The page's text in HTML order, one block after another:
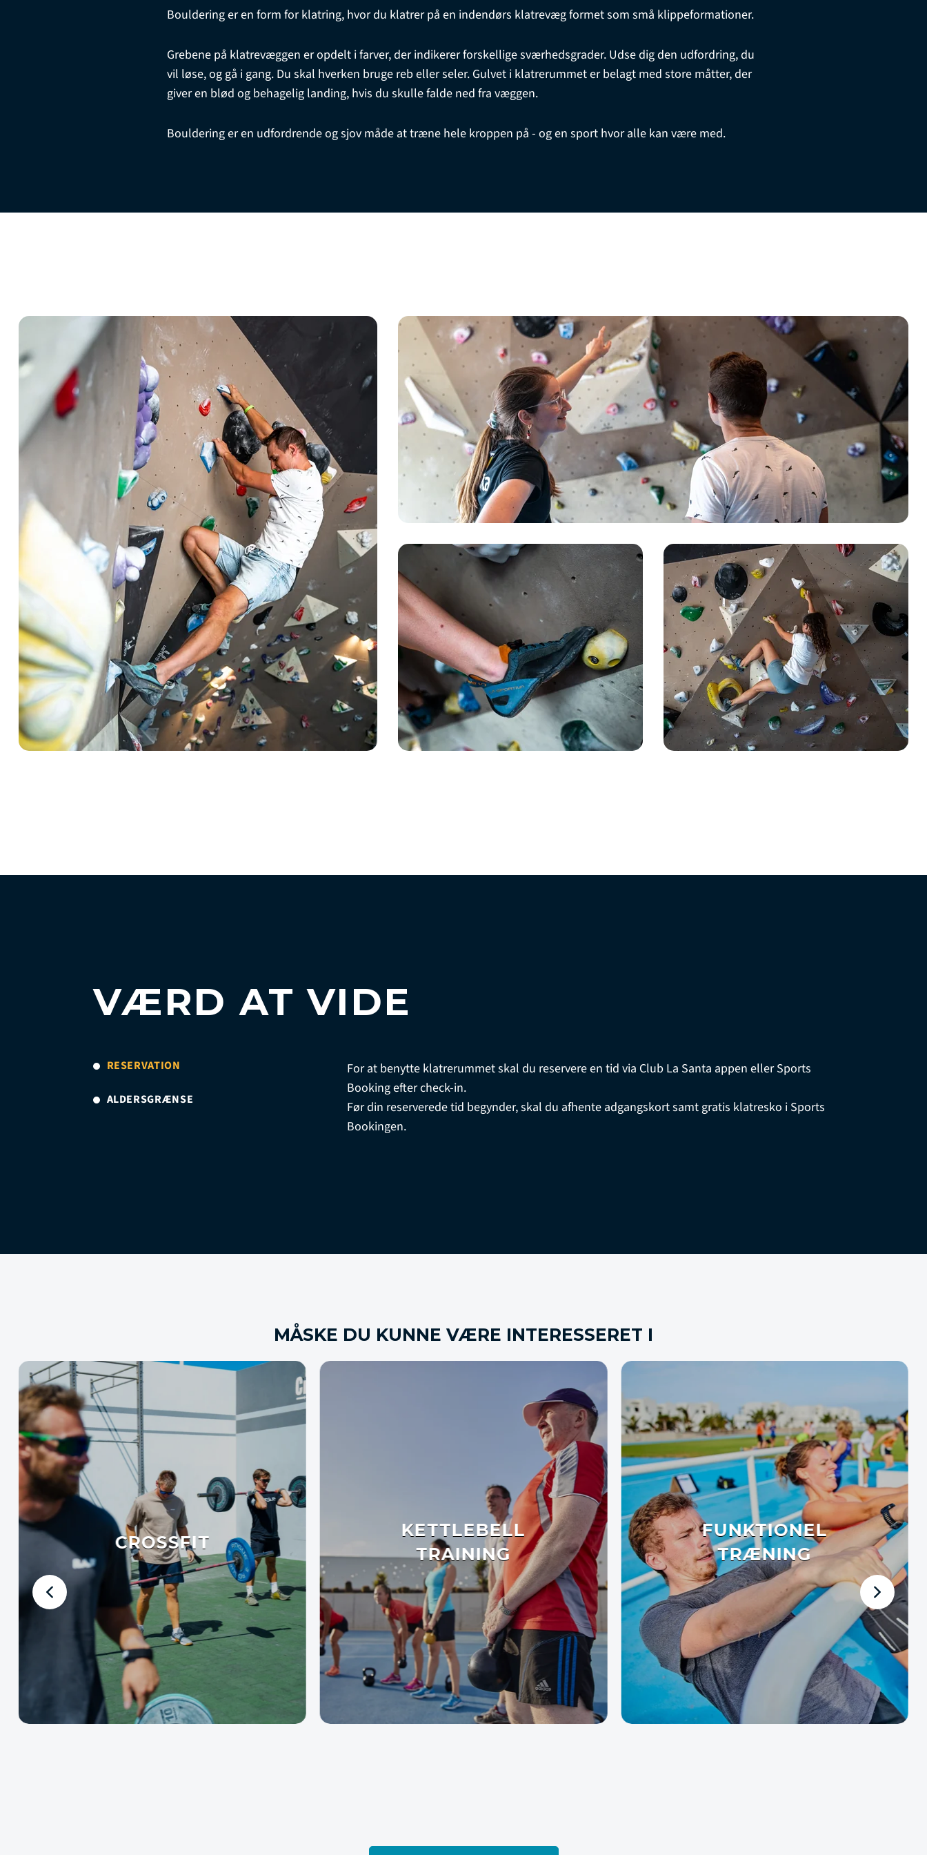
Bouldering er en form for klatring, hvor du klatrer på en indendørs klatrevæg formet som små klippeformationer.
Grebene på klatrevæggen er opdelt i farver, der indikerer forskellige sværhedsgrader. Udse dig den udfordring, du
vil løse, og gå i gang. Du skal hverken bruge reb eller seler. Gulvet i klatrerummet er belagt med store måtter, der
giver en blød og behagelig landing, hvis du skulle falde ned fra væggen.
Bouldering er en udfordrende og sjov måde at træne hele kroppen på - og en sport hvor alle kan være med.
VÆRD AT VIDE
RESERVATION
ALDERSGRÆNSE
For at benytte klatrerummet skal du reservere en tid via Club La Santa appen eller Sports
Booking efter check-in.
Før din reserverede tid begynder, skal du afhente adgangskort samt gratis klatresko i Sports
Bookingen.
MÅSKE DU KUNNE VÆRE INTERESSERET I
KETTLEBELL
TRAINING
FUNKTIONEL
TRÆNING
FITNESS CENTER